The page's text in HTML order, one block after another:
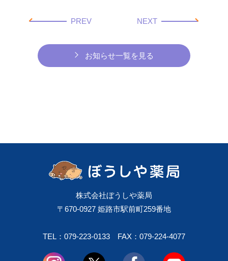
PREV
お知らせ一覧を見る
NEXT
株式会社ぼうしや薬局
〒670-0927 姫路市駅前町259番地
TEL：079-223-0133 FAX：079-224-4077